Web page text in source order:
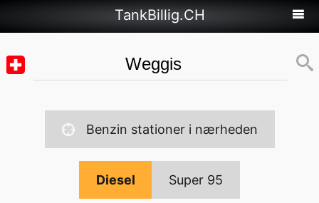
TankBillig.CH
Benzin stationer i nærheden
Diesel Super 95